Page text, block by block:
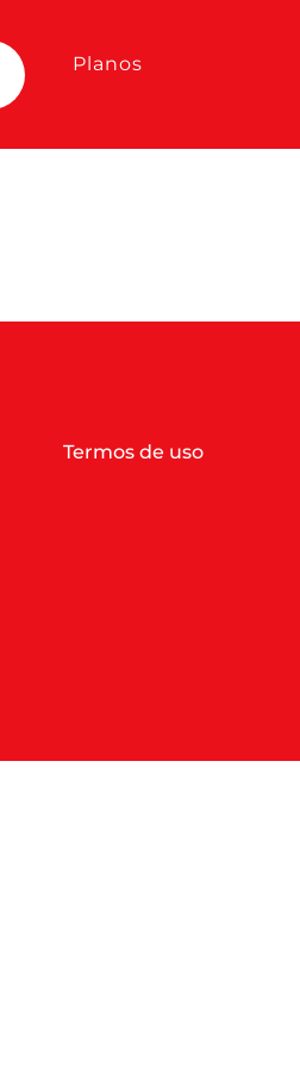
Planos
Termos de uso